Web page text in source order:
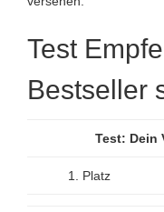
Test
Bestseller
Test: Dein
1. Platz